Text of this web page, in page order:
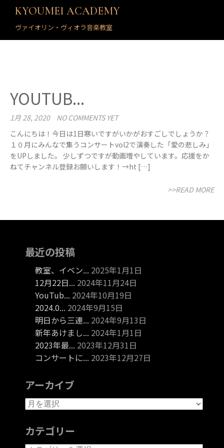
KYOUMEI ACADEMY
ヴァイオリン・ヴィオラ音楽教室
YOUTUB...
1月 28, 2020
NO COMMENTS YET
こんにちは！今日は1日寒いですがいかがおすごしでしょうか？
１０月にみんなで集うコンサートvol2で演奏した「愛の悲しみ」
をUPしました。 少しずつですが動画増やしています。応援をか
ねてチャンネル登録お願いします！→ht […]
>>READ MORE
最近の投稿
教室、イベン... 2025年1月1日
12月22日... 2024年11月24日
YouTub... 2024年10月19日
2024.0... 2024年9月15日
明日から三連... 2024年9月13日
新年あけまし... 2024年1月1日
2023年最... 2023年12月31日
コンサートに... 2023年12月27日
アーカイブ
カテゴリー